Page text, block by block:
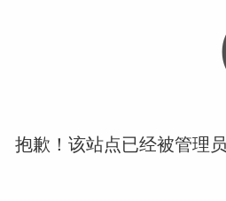
抱歉！该站点已经被管理